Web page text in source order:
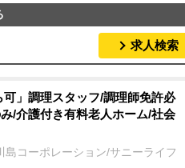
求人検索
可」調理スタッフ/調理師免許必
/介護付き有料老人ホーム/社会
島コーポレーション/サニーライフ